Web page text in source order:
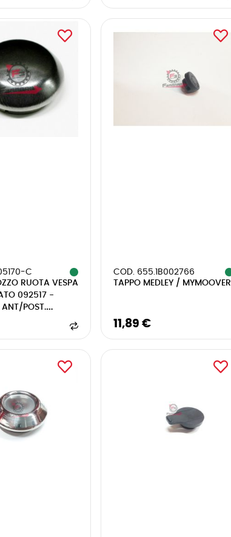
C
RUOTA VESPA
092517 -
POST.
COD. 655.1B002766
TAPPO MEDLEY / MYMOOVER
11,89 €